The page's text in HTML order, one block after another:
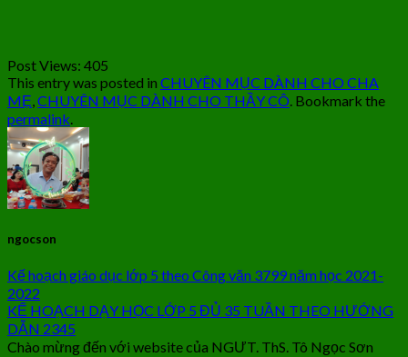
Post Views: 405
This entry was posted in CHUYÊN MỤC DÀNH CHO CHA
MẸ,CHUYÊN MỤC DÀNH CHO THẦY CÔ. Bookmark the
permalink.
ngocson
Kế hoạch giáo dục lớp 5 theo Công văn 3799 năm học 2021-
2022
KẾ HOẠCH DẠY HỌC LỚP 5 ĐỦ 35 TUẦN THEO HƯỚNG
DẪN 2345
Chào mừng đến với website của NGƯT. ThS. Tô Ngọc Sơn